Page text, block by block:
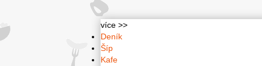
více >>
Deník
Šíp
Kafe